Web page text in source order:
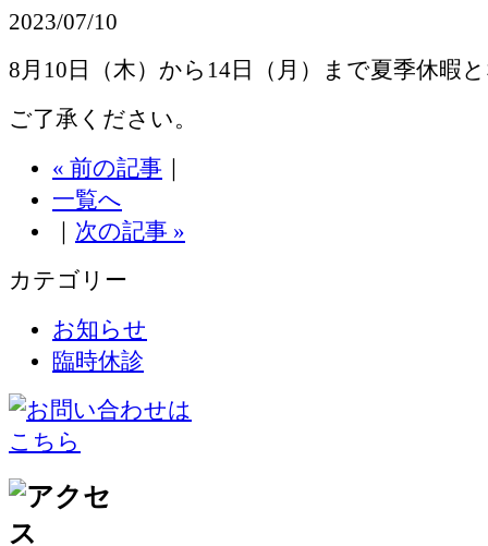
2023/07/10
8月10日（木）から14日（月）まで夏季休暇
ご了承ください。
« 前の記事 ｜
一覧へ
｜ 次の記事 »
カテゴリー
お知らせ
臨時休診